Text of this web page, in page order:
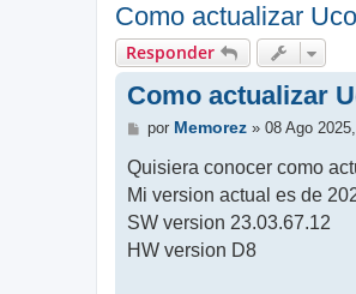
Como actualizar
Responder
Como actualizar
M
n
a
j
e
por Memorez» 08 Ago
Quisiera conocer como
Mi version actual es de
​SW version 23.03.67.12
HW version D8